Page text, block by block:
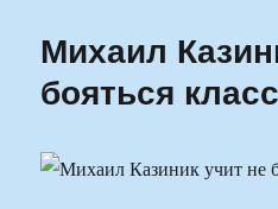
Михаил
бояться